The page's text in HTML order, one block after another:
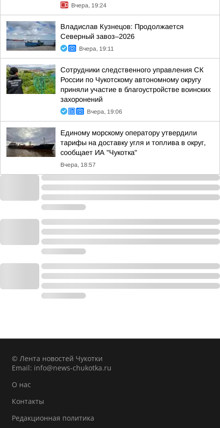
Вчера, 19:24
Владислав Кузнецов: Продолжается
Северный завоз–2026
Вчера, 19:11
Сотрудники следственного управления СК
России по Чукотскому автономному округу
приняли участие в благоустройстве воинских
захоронений
Вчера, 19:06
Единому морскому оператору утвердили
тарифы на доставку угля и топлива в округ,
сообщает ИА "Чукотка"
Вчера, 18:57
© Лента новостей Чукотки
Email: info@news-chukotka.ru
О нас
Контакты
Редакционная политика